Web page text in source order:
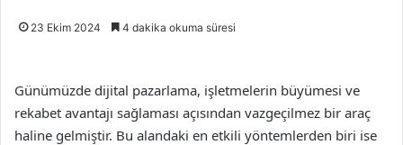
23 Ekim 2024 4 dakika okuma süresi
Günümüzde dijital pazarlama, işletmelerin büyümesi ve
rekabet avantajı sağlaması açısından vazgeçilmez bir araç
haline gelmiştir. Bu alandaki en etkili yöntemlerden biri ise